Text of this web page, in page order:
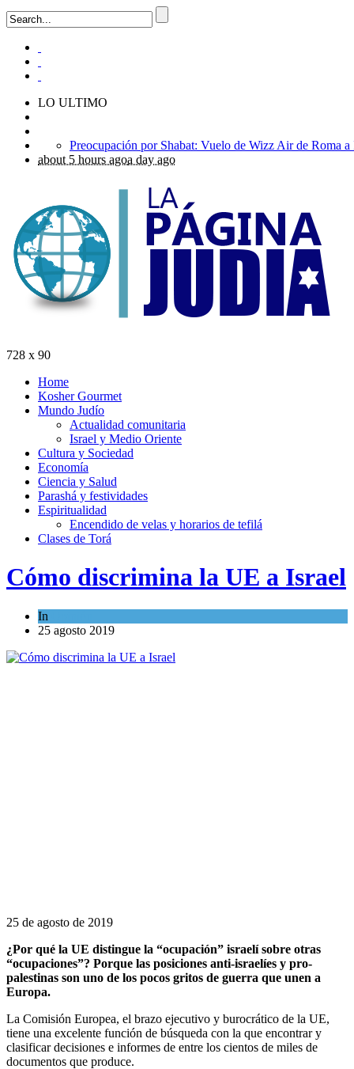
LO ULTIMO
about 5 hours agoa day ago
728 x 90
Home
Kosher Gourmet
Mundo Judío
Actualidad comunitaria
Israel y Medio Oriente
Cultura y Sociedad
Economía
Ciencia y Salud
Parashá y festividades
Espiritualidad
Encendido de velas y horarios de tefilá
Clases de Torá
Cómo discrimina la UE a Israel
In
25 agosto 2019
25 de agosto de 2019
¿Por qué la UE distingue la “ocupación” israelí sobre otras
“ocupaciones”? Porque las posiciones anti-israelíes y pro-
palestinas son uno de los pocos gritos de guerra que unen a
Europa.
La Comisión Europea, el brazo ejecutivo y burocrático de la UE,
tiene una excelente función de búsqueda con la que encontrar y
clasificar decisiones e informes de entre los cientos de miles de
documentos que produce.